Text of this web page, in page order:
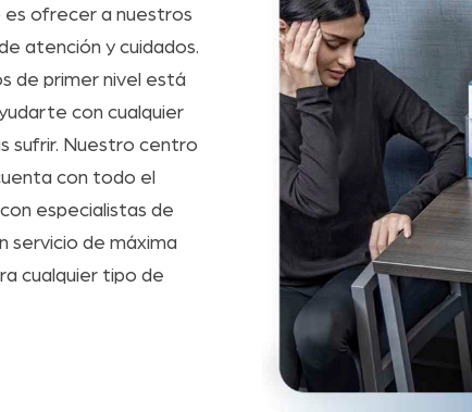
ofrecer a nuestros
atención y cuidados.
de primer nivel está
con cualquier
sufrir. Nuestro centro
con todo el
especialistas de
servicio de máxima
cualquier tipo de